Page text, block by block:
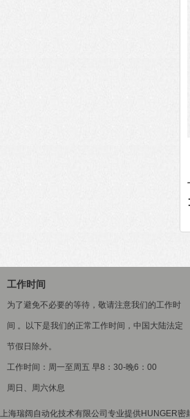
工作时间
为了避免不必要的等待，敬请注意我们的工作时
间 。以下是我们的正常工作时间，中国大陆法定
节假日除外。
工作时间：周一至周五 早8：30-晚6：00
周日、周六休息
上海瑞阔自动化技术有限公司专业提供HUNGER